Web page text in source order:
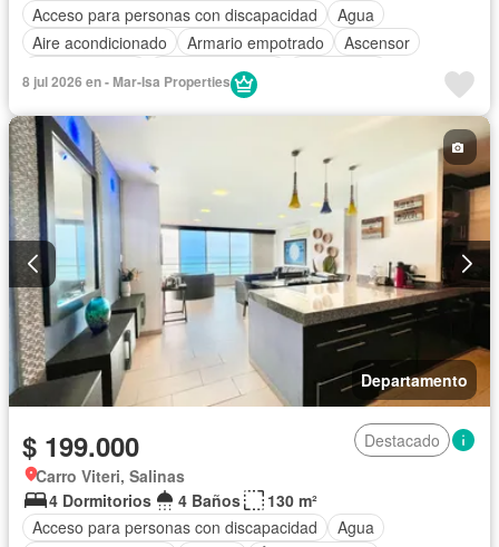
Acceso para personas con discapacidad
Agua
Aire acondicionado
Armario empotrado
Ascensor
Cocina equipada
Estacionamiento
Gimnasio
Garita de guardianía
Internet
Jacuzzi
Seguridad
Vista panorámica
Completamente amoblado
8 jul 2026 en - Mar-Isa Properties
Departamento
$ 199.000
Destacado
Carro Viteri, Salinas
4 Dormitorios
4 Baños
130 m²
Acceso para personas con discapacidad
Agua